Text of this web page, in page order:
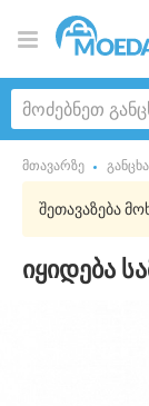
მთავარზე
შეთავაზება
იყიდება